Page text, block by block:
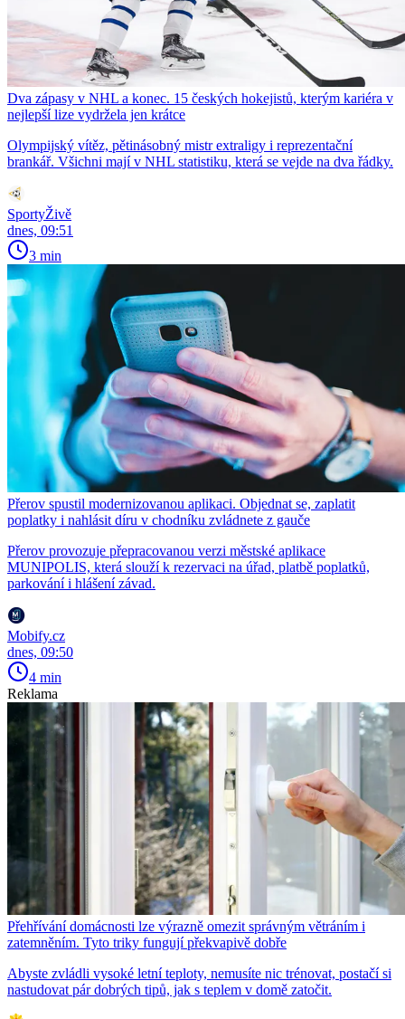
Dva zápasy v NHL a konec. 15 českých hokejistů, kterým kariéra v
nejlepší lize vydržela jen krátce
Olympijský vítěz, pětinásobný mistr extraligy i reprezentační
brankář. Všichni mají v NHL statistiku, která se vejde na dva řádky.
SportyŽivě
dnes, 09:51
3 min
Přerov spustil modernizovanou aplikaci. Objednat se, zaplatit
poplatky i nahlásit díru v chodníku zvládnete z gauče
Přerov provozuje přepracovanou verzi městské aplikace
MUNIPOLIS, která slouží k rezervaci na úřad, platbě poplatků,
parkování i hlášení závad.
Mobify.cz
dnes, 09:50
4 min
Reklama
Přehřívání domácnosti lze výrazně omezit správným větráním i
zatemněním. Tyto triky fungují překvapivě dobře
Abyste zvládli vysoké letní teploty, nemusíte nic trénovat, postačí si
nastudovat pár dobrých tipů, jak s teplem v domě zatočit.